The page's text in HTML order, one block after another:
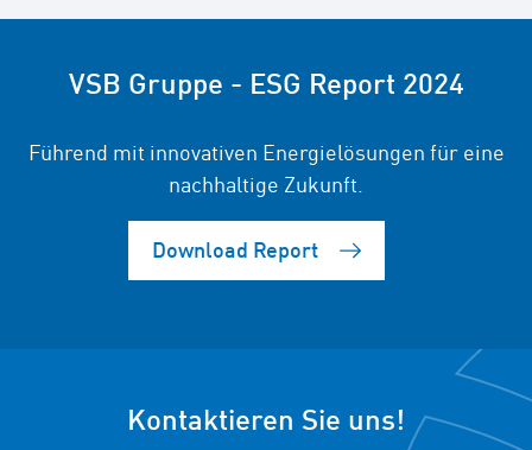
VSB Gruppe - ESG Report 2024
Führend mit innovativen Energielösungen für eine
nachhaltige Zukunft.
Download Report
Kontaktieren Sie uns!